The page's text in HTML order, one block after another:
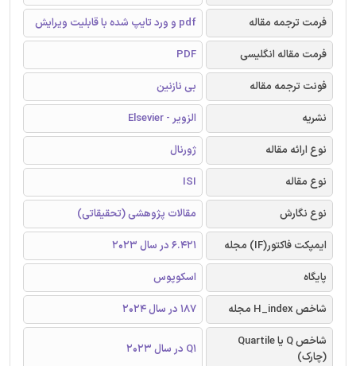
فرمت ترجمه مقاله
pdf و ورد تایپ شده با قابلیت ویرایش
فرمت مقاله انگلیسی
PDF
فونت ترجمه مقاله
بی نازنین
نشریه
الزویر - Elsevier
نوع ارائه مقاله
ژورنال
نوع مقاله
ISI
نوع نگارش
مقالات پژوهشی (تحقیقاتی)
ایمپکت فاکتور(IF) مجله
6.421 در سال 2023
پایگاه
اسکوپوس
شاخص H_index مجله
187 در سال 2024
شاخص Q یا Quartile
(چارک)
Q1 در سال 2023